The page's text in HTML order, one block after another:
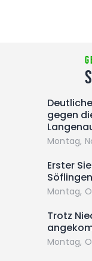
gegen
Montag,
Erster
Montag,
Trotz
Montag,